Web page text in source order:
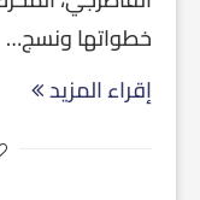
خطواتها ونسج…
إقراء المزيد